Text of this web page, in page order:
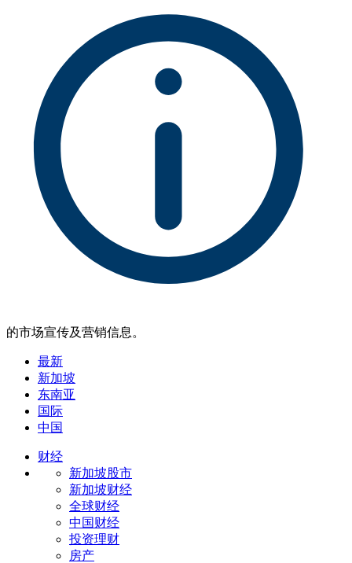
的市场宣传及营销信息。
最新
新加坡
东南亚
国际
中国
财经
新加坡股市
新加坡财经
全球财经
中国财经
投资理财
房产